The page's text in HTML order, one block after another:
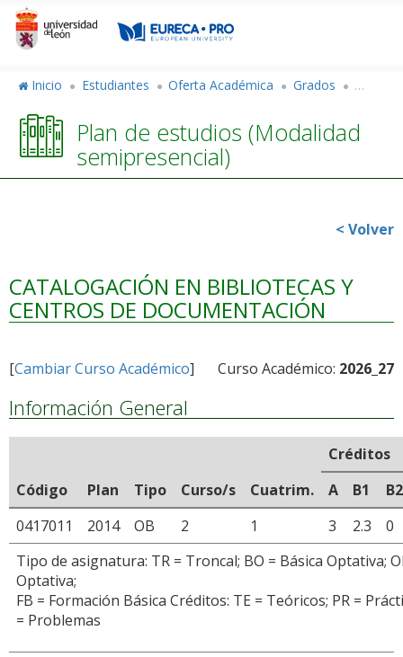
Pasar
contenido
Inicio
Estudiantes Oferta Académica Grados Grado
Plan de estudios (Modalidad
semipresencial)
< Volver
CATALOGACIÓN EN BIBLIOTECAS Y
CENTROS DE DOCUMENTACIÓN
Curso Académico: 2026_27
[Cambiar Curso Académico]
Información General
Código Plan Tipo Curso/s Cuatrim.
Créditos
A
B1 B2
Tipo de asignatura: TR = Troncal; BO = Básica Optativa;
Optativa;
FB = Formación Básica Créditos: TE = Teóricos; PR =
= Problemas
0417011 2014 OB 2 1 3 2.3 0